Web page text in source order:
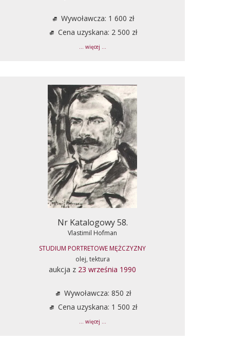
Wywoławcza: 1 600 zł
Cena uzyskana: 2 500 zł
... więcej ...
Nr Katalogowy 58.
Vlastimil Hofman
STUDIUM PORTRETOWE MĘŻCZYZNY
olej, tektura
aukcja z 23 września 1990
Wywoławcza: 850 zł
Cena uzyskana: 1 500 zł
... więcej ...